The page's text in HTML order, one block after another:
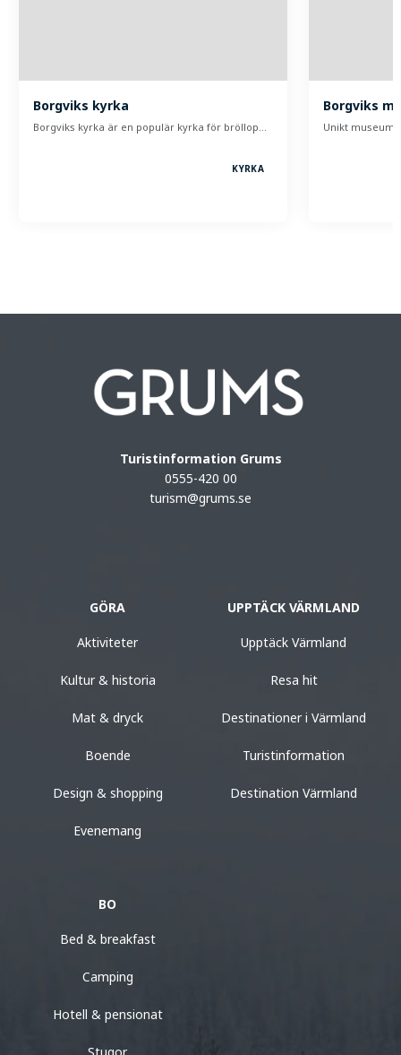
Borgviks kyrka
Borgviks kyrka är en populär kyrka för bröllop…
KYRKA
Borgviks
Unikt museum
Turistinformation Grums
0555-420 00
turism@grums.se
GÖRA
Aktiviteter
Kultur & historia
Mat & dryck
Boende
Design & shopping
Evenemang
UPPTÄCK VÄRMLAND
Upptäck Värmland
Resa hit
Destinationer i Värmland
Turistinformation
Destination Värmland
BO
Bed & breakfast
Camping
Hotell & pensionat